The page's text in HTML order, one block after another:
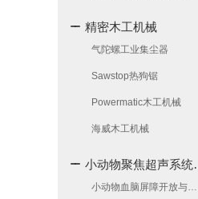
精密木工机械
气陀螺工业集尘器
Sawstop热狗锯
Powermatic木工机械
海威木工机械
小动
小动物血脑屏障开放与调控系统